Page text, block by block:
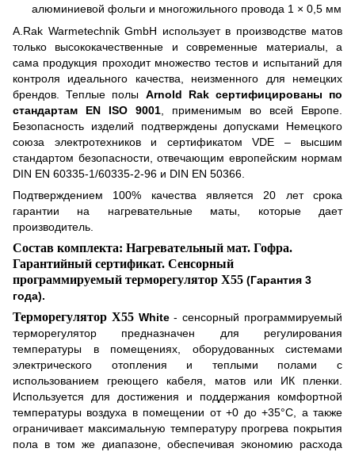
алюминиевой фольги и многожильного провода 1 × 0,5 мм
A.Rak Warmetechnik GmbH использует в производстве матов
только высококачественные и современные материалы, а
сама продукция проходит множество тестов и испытаний для
контроля идеального качества, неизменного для немецких
брендов. Теплые полы Arnold Rak сертифицированы по
стандартам EN ISO 9001 , применимым во всей Европе.
Безопасность изделий подтверждены допусками Немецкого
союза электротехников и сертификатом VDE – высшим
стандартом безопасности, отвечающим европейским нормам
DIN EN 60335-1/60335-2-96 и DIN EN 50366.
Подтверждением 100% качества является 20 лет срока
гарантии на нагревательные маты, которые дает
производитель.
Состав комплекта: Нагревательный мат. Гофра.
Гарантийный сертификат. Сенсорный
программируемый терморегулятор X55 (Гарантия 3
года).
Терморегулятор X55 White- сенсорный программируемый
терморегулятор предназначен для регулирования
температуры в помещениях, оборудованных системами
электрического отопления и теплыми полами с
использованием греющего кабеля, матов или ИК пленки.
Используется для достижения и поддержания комфортной
температуры воздуха в помещении от +0 до +35°С, а также
ограничивает максимальную температуру прогрева покрытия
пола в том же диапазоне, обеспечивая экономию расхода